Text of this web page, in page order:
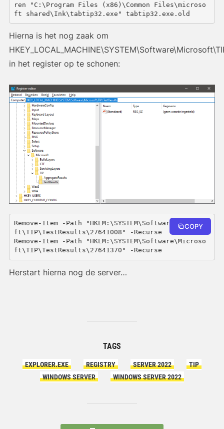
ren "C:\Program Files (x86)\Common Files\microso
ft shared\Ink\tabtip32.exe" tabtip32.exe.old
Hierna is het nog zaak om
in het register op te schonen:
Remove-Item -Path "HKLM:\SYSTEM\Software\Microso
ft\TIP\TestResults\27641008" -Recurse
Remove-Item -Path "HKLM:\SYSTEM\Software\Microso
COPY
Herstart hierna nog de server…
TAGS
EXPLORER.EXE REGISTRY SERVER 2022
TIP
WINDOWS SERVER
WINDOWS SERVER 2022